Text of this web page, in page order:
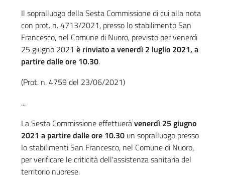
Il sopralluogo della Sesta Commissione di cui alla nota
con prot. n. 4713/2021, presso lo stabilimento San
Francesco, nel Comune di Nuoro, previsto per venerdì
25 giugno 2021 è rinviato a venerdì 2 luglio 2021, a
partire dalle ore 10.30.
(Prot. n. 4759 del 23/06/2021)
...
La Sesta Commissione effettueràvenerdì 25 giugno
2021 a partire dalle ore 10.30 un sopralluogo presso
Io stabilimenti San Francesco, nel Comune di Nuoro,
per verificare le criticità dell'assistenza sanitaria del
territorio nuorese.